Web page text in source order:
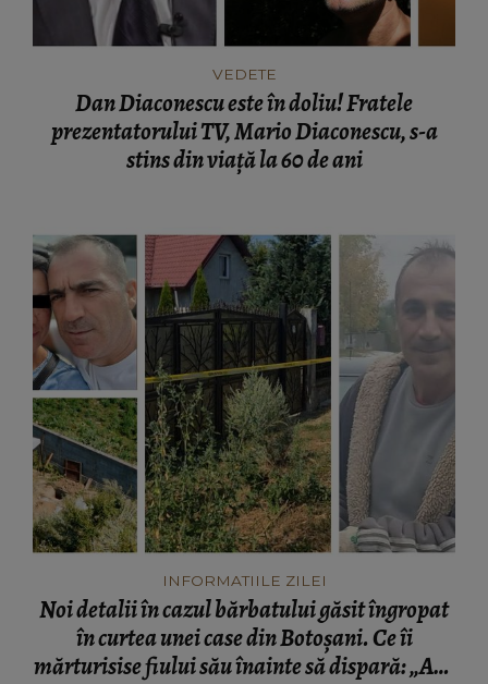
VEDETE
Dan Diaconescu este în doliu! Fratele
prezentatorului TV, Mario Diaconescu, s-a
stins din viață la 60 de ani
INFORMATIILE ZILEI
Noi detalii în cazul bărbatului găsit îngropat
în curtea unei case din Botoșani. Ce îi
mărturisise fiului său înainte să dispară: „Așa